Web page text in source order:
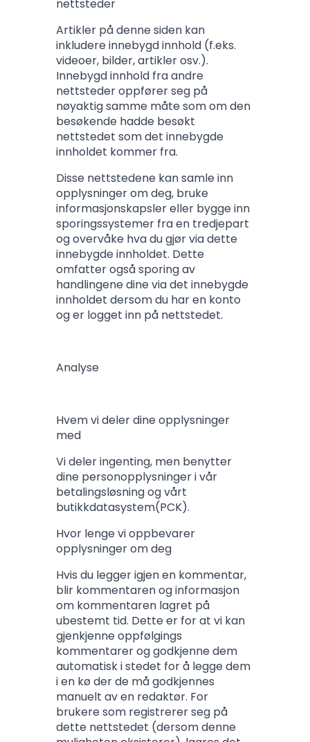
nettsteder
Artikler på denne siden kan
inkludere innebygd innhold (f.eks.
videoer, bilder, artikler osv.).
Innebygd innhold fra andre
nettsteder oppfører seg på
nøyaktig samme måte som om den
besøkende hadde besøkt
nettstedet som det innebygde
innholdet kommer fra.
Disse nettstedene kan samle inn
opplysninger om deg, bruke
informasjonskapsler eller bygge inn
sporingssystemer fra en tredjepart
og overvåke hva du gjør via dette
innebygde innholdet. Dette
omfatter også sporing av
handlingene dine via det innebygde
innholdet dersom du har en konto
og er logget inn på nettstedet.
Analyse
Hvem vi deler dine opplysninger
med
Vi deler ingenting, men benytter
dine personopplysninger i vår
betalingsløsning og vårt
butikkdatasystem(PCK).
Hvor lenge vi oppbevarer
opplysninger om deg
Hvis du legger igjen en kommentar,
blir kommentaren og informasjon
om kommentaren lagret på
ubestemt tid. Dette er for at vi kan
gjenkjenne oppfølgings
kommentarer og godkjenne dem
automatisk i stedet for å legge dem
i en kø der de må godkjennes
manuelt av en redaktør. For
brukere som registrerer seg på
dette nettstedet (dersom denne